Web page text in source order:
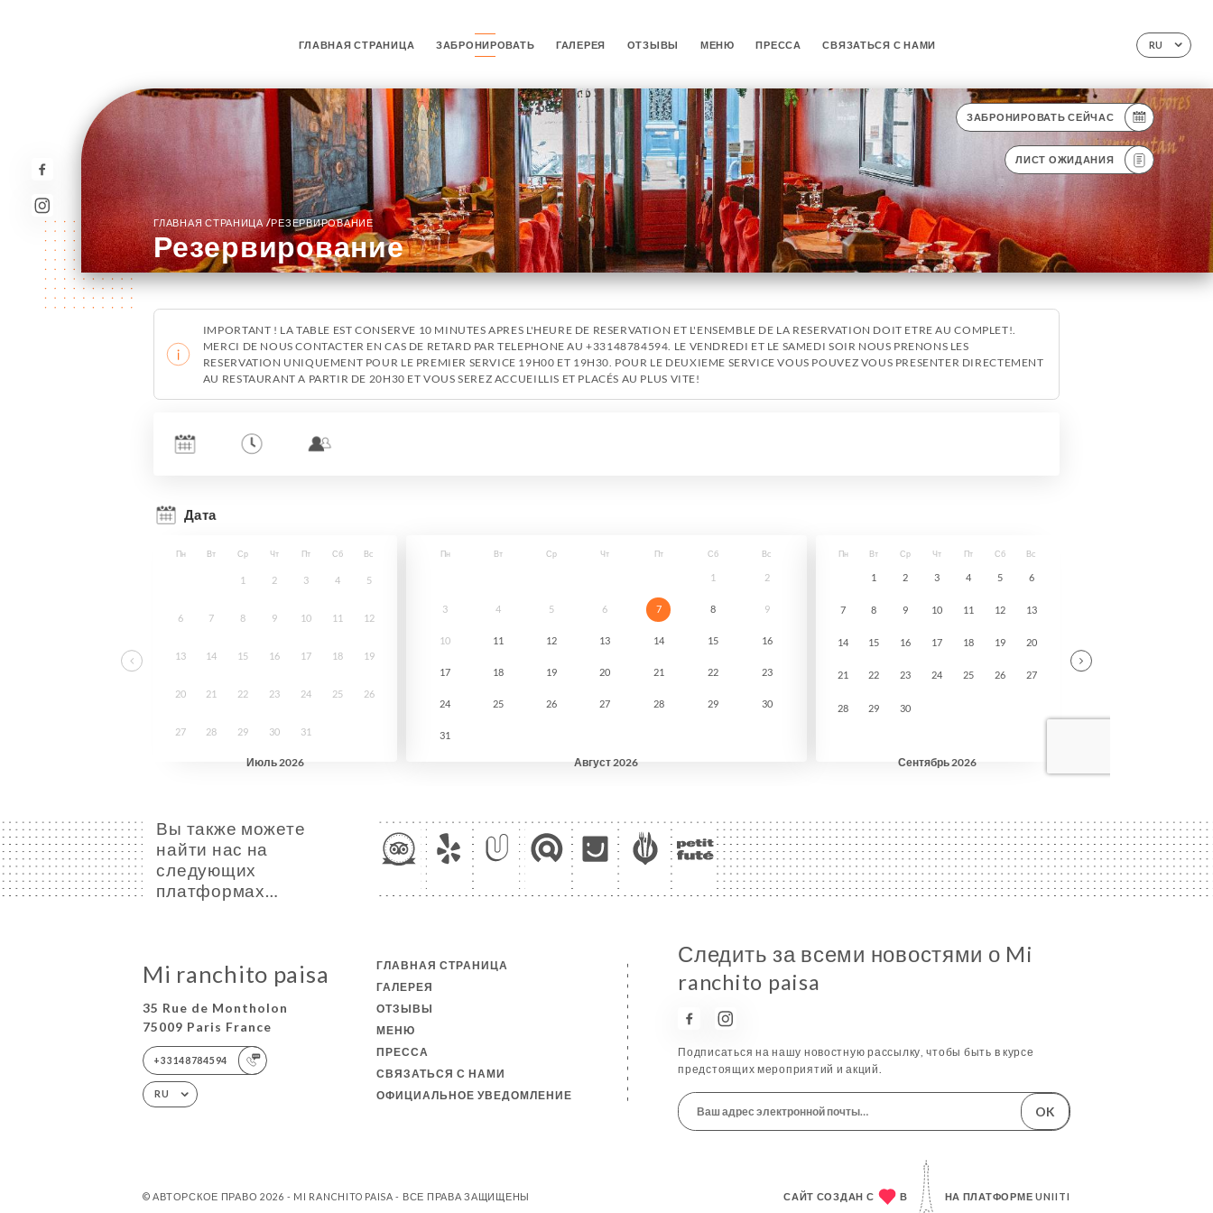
RU
ГЛАВНАЯ СТРАНИЦА ЗАБРОНИРОВАТЬ ГАЛЕРЕЯ ОТЗЫВЫ МЕНЮ ПРЕССА СВЯЗАТЬСЯ С НАМИ
ЗАБРОНИРОВАТЬ СЕЙЧАС
ЛИСТ ОЖИДАНИЯ
ГЛАВНАЯ СТРАНИЦА/РЕЗЕРВИРОВАНИЕ
Резервирование
Вы также можете
найти нас на
следующих
платформах…
Mi ranchito paisa
35 Rue de Montholon
75009 Paris France
+33148784594
RU
ГЛАВНАЯ СТРАНИЦА
ГАЛЕРЕЯ
ОТЗЫВЫ
МЕНЮ
ПРЕССА
СВЯЗАТЬСЯ С НАМИ
ОФИЦИАЛЬНОЕ УВЕДОМЛЕНИЕ
Следить за всеми новостями о Mi
ranchito paisa
Подписаться на нашу новостную рассылку, чтобы быть в курсе
предстоящих мероприятий и акций.
OK
© АВТОРСКОЕ ПРАВО 2026 - MI RANCHITO PAISA - ВСЕ ПРАВА ЗАЩИЩЕНЫ САЙТ СОЗДАН С В НА ПЛАТФОРМЕUNIITI